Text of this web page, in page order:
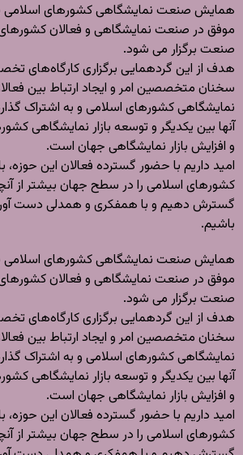
همایش صنعت نمایشگاهی کشورهای اسلامی
موفق در صنعت نمایشگاهی و فعالان
صنعت برگزار می شود.
هدف از این گردهمایی برگزاری کارگاه‌های
سخنان متخصصین امر و ایجاد ارتباط بین
نمایشگاهی کشورهای اسلامی و به اشتراک
آنها بین یکدیگر و توسعه بازار نمایشگاهی
و افزایش بازار نمایشگاهی جهان است.
امید داریم با حضور گسترده فعالان این حوزه،
کشورهای اسلامی را در سطح جهان بیشتر از
گسترش دهیم و با همفکری و همدلی دست
باشیم.
همایش صنعت نمایشگاهی کشورهای اسلامی
موفق در صنعت نمایشگاهی و فعالان
صنعت برگزار می شود.
هدف از این گردهمایی برگزاری کارگاه‌های
سخنان متخصصین امر و ایجاد ارتباط بین
نمایشگاهی کشورهای اسلامی و به اشتراک
آنها بین یکدیگر و توسعه بازار نمایشگاهی
و افزایش بازار نمایشگاهی جهان است.
امید داریم با حضور گسترده فعالان این حوزه،
کشورهای اسلامی را در سطح جهان بیشتر از